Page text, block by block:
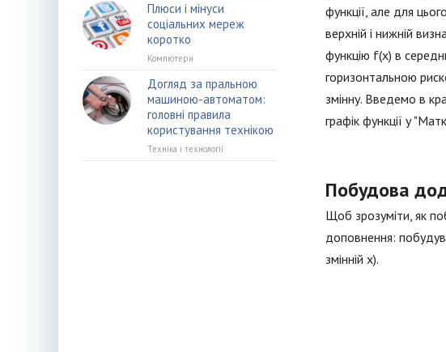
функції, але для
верхній і нижній
функцію f(x) в
горизонтальною
змінну. Введемо в
графік функції у
Побудова
Щоб зрозуміти, як
доповнення:
змінній x).
Плюси і мінуси
соціальних мереж
коротко
Компютери
Догляд за пральною
машиною-автоматом:
головні правила
користування технікою
Техніка і технології